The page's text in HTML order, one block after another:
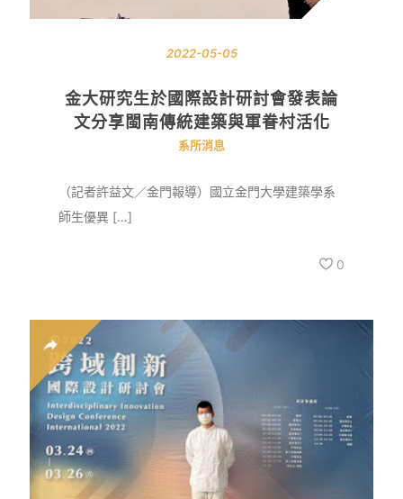
2022-05-05
金大研究生於國際設計研討會發表論
文分享閩南傳統建築與軍眷村活化
系所消息
（記者許益文／金門報導）國立金門大學建築學系
師生優異 […]
0